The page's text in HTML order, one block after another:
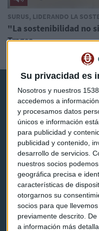
Su privacidad es
Nosotros y nuestros 1538
accedemos a
y procesamos datos
únicos e información
para publicidad y
publicidad y contenido,
desarrollo de servicios.
nuestros socios
geográfica precisa e
características de
otorgarnos su
socios para que
previamente descrito.
a información más
SURUS, LIDERANDO LA
"La sostenibilidad no
Tragsa